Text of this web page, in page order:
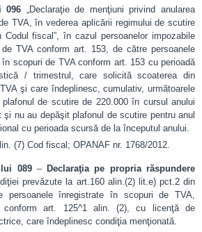
096 „Declaraţie de menţiuni privind anularea
TVA, în vederea aplicării regimului de scutire
fiscal”, în cazul persoanelor impozabile
TVA conform art. 153, de către persoanele
scopuri de TVA conform art. 153 cu perioadă
/ trimestrul, care solicită scoaterea din
şi care îndeplinesc, cumulativ, următoarele
de scutire de 220.000 în cursul anului
şi nu au depăşit plafonul de scutire pentru anul
cu perioada scursă de la începutul anului.
(7) Cod fiscal; OPANAF nr. 1768/2012.
089– Declaraţia pe propria răspundere
prevăzute la art.160 alin.(2) lit.e) pct.2 din
persoanele înregistrate în scopuri de TVA,
conform art. 125^1 alin. (2), cu licenţă de
care îndeplinesc condiţia menţionată.